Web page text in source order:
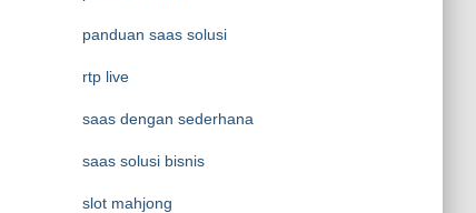
panduan saas solusi
rtp live
saas dengan sederhana
saas solusi bisnis
slot mahjong